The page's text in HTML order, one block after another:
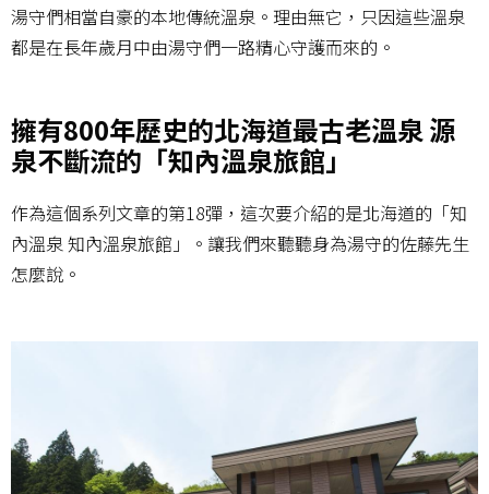
湯守們相當自豪的本地傳統溫泉。理由無它，只因這些溫泉
都是在長年歲月中由湯守們一路精心守護而來的。
擁有800年歷史的北海道最古老溫泉 源
泉不斷流的「知內溫泉旅館」
作為這個系列文章的第18彈，這次要介紹的是北海道的「知
內溫泉 知內溫泉旅館」。讓我們來聽聽身為湯守的佐藤先生
怎麼說。